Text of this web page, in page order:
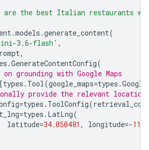
are the best Italian restaurants
.models .generate_content(
3.6-flash' ,
,
.GenerateContentConfig(
grounding with Google Maps
[types . Tool(google_maps=types .
provide the relevant
=types . ToolConfig(
=types . LatLng(
latitude=34.050481 , longitude=-